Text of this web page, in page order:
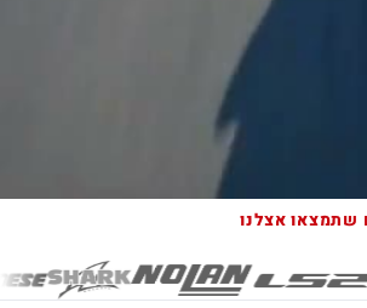
שתמצאו אצלנו